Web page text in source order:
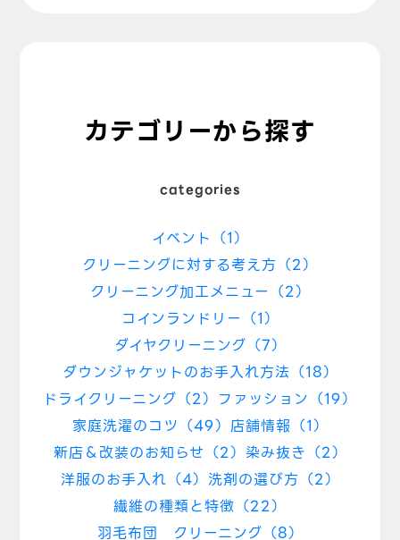
カテゴリーから探す
categories
イベント（1）
クリーニングに対する考え方（2）
クリーニング加工メニュー（2）
コインランドリー（1）
ダイヤクリーニング（7）
ダウンジャケットのお手入れ方法（18）
ドライクリーニング（2） ファッション（19）
家庭洗濯のコツ（49） 店舗情報（1）
新店＆改装のお知らせ（2） 染み抜き（2）
洋服のお手入れ（4） 洗剤の選び方（2）
繊維の種類と特徴（22）
羽毛布団 クリーニング（8）